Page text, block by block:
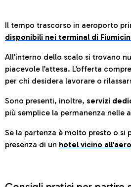
Il tempo trascorso in aeroporto
disponibili nei terminal di
All’interno dello scalo si trovano
piacevole l’attesa. L’offerta
per chi desidera lavorare o
Sono presenti, inoltre, servizi
più semplice la permanenza nelle
Se la partenza è molto presto o si
presenza di un hotel vicino